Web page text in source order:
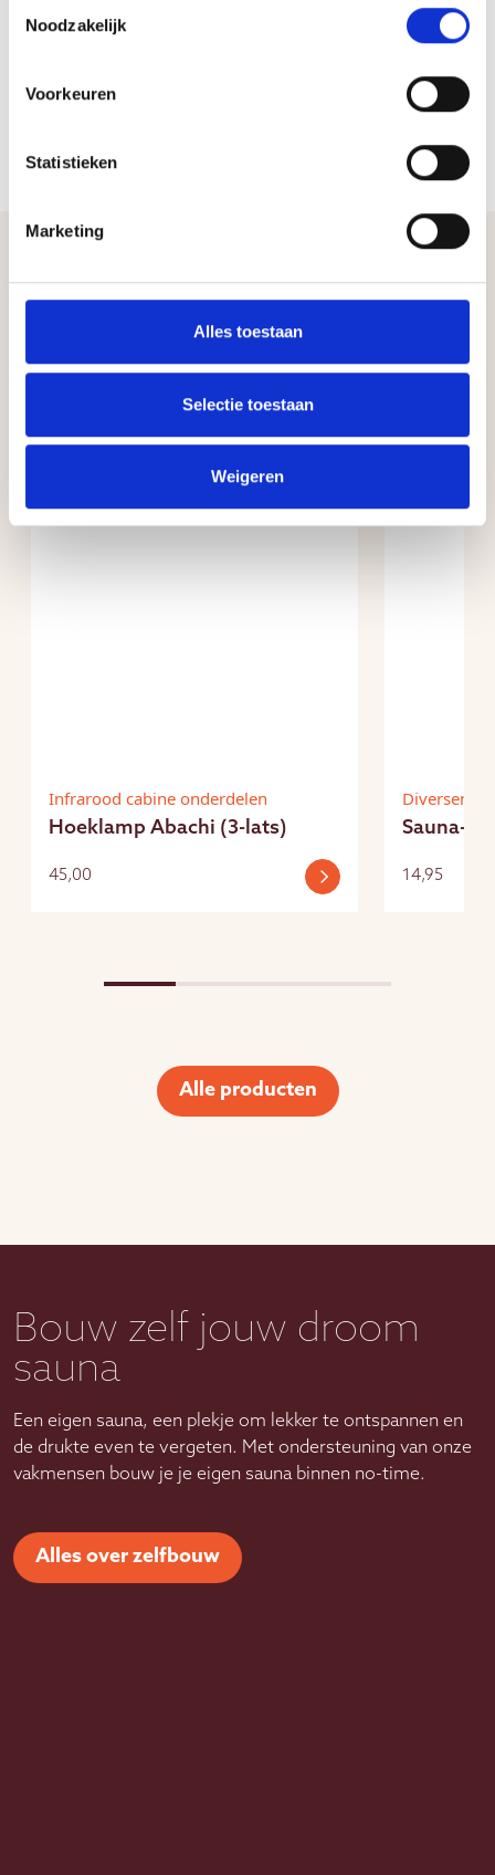
Noodzakelijk
Voorkeuren
Statistieken
Marketing
Alles toestaan
Selectie toestaan
Weigeren
Andere producten
Infrarood cabine onderdelen
Hoeklamp Abachi (3-lats)
45,00
Diversen
Sauna-
14,95
Alle producten
Bouw zelf jouw droom
sauna
Een eigen sauna, een plekje om lekker te ontspannen en
de drukte even te vergeten. Met ondersteuning van onze
vakmensen bouw je je eigen sauna binnen no-time.
Alles over zelfbouw